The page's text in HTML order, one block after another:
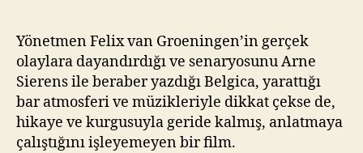
kı
l
m
a
z
Yönetmen Felix van Groeningen’in gerçek
olaylara dayandırdığı ve senaryosunu Arne
Sierens ile beraber yazdığı Belgica, yarattığı
bar atmosferi ve müzikleriyle dikkat çekse de,
hikaye ve kurgusuyla geride kalmış, anlatmaya
çalıştığını işleyemeyen bir film.